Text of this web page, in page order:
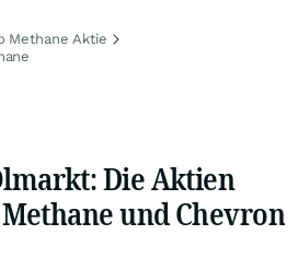
Methane Aktie
Die Aktien
und Chevron